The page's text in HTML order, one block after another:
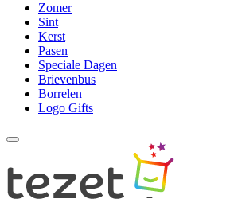
Zomer
Sint
Kerst
Pasen
Speciale Dagen
Brievenbus
Borrelen
Logo Gifts